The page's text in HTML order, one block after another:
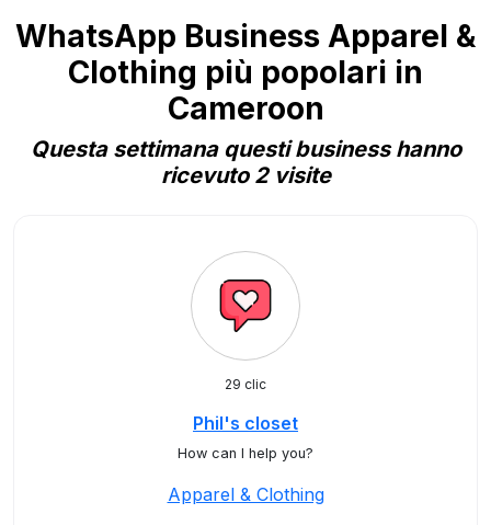
WhatsApp Business Apparel &
Clothing più popolari in
Cameroon
Questa settimana questi business hanno
ricevuto 2 visite
29 clic
Phil's closet
How can I help you?
Apparel & Clothing